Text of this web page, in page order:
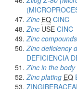
Zinc EQ CINC
Zinc USE CINC
Zinc compounds
Zinc deficiency
DEFICIENCIA
Zinc in the body
Zinc plating EQ